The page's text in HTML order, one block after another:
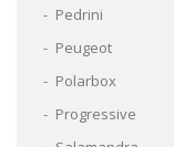
Pedrini
Peugeot
Polarbox
Progressive